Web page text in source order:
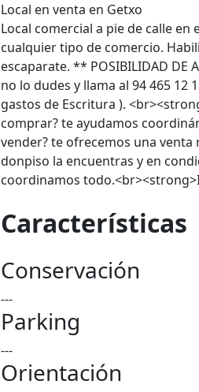
Local en venta en Getxo
Local comercial a pie de calle
cualquier tipo de comercio.
escaparate. ** POSIBILIDAD DE
no lo dudes y llama al 94 465 12
gastos de Escritura ).
comprar? te ayudamos
vender? te ofrecemos una venta
donpiso la encuentras y en
coordinamos
Características
Conservación
---
Parking
---
Orientación